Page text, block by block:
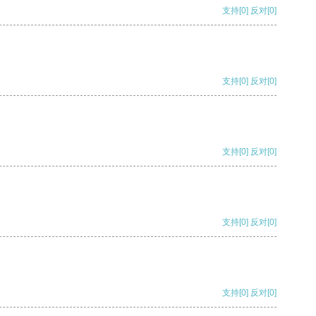
支持[0] 反对[0]
支持[0] 反对[0]
支持[0] 反对[0]
支持[0] 反对[0]
支持[0] 反对[0]